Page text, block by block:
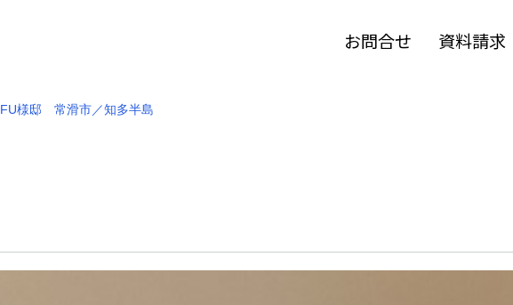
お問合せ 資料請求
FU様邸 常滑市／知多半島